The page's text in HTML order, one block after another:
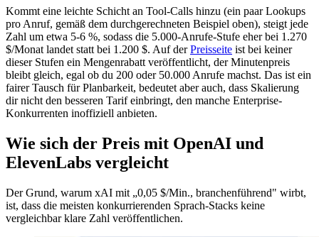
Kommt eine leichte Schicht an Tool-Calls hinzu (ein paar Lookups
pro Anruf, gemäß dem durchgerechneten Beispiel oben), steigt jede
Zahl um etwa 5-6 %, sodass die 5.000-Anrufe-Stufe eher bei 1.270
$/Monat landet statt bei 1.200 $. Auf derPreisseite ist bei keiner
dieser Stufen ein Mengenrabatt veröffentlicht, der Minutenpreis
bleibt gleich, egal ob du 200 oder 50.000 Anrufe machst. Das ist ein
fairer Tausch für Planbarkeit, bedeutet aber auch, dass Skalierung
dir nicht den besseren Tarif einbringt, den manche Enterprise-
Konkurrenten inoffiziell anbieten.
Wie sich der Preis mit OpenAI und
ElevenLabs vergleicht
Der Grund, warum xAI mit „0,05 $/Min., branchenführend" wirbt,
ist, dass die meisten konkurrierenden Sprach-Stacks keine
vergleichbar klare Zahl veröffentlichen.